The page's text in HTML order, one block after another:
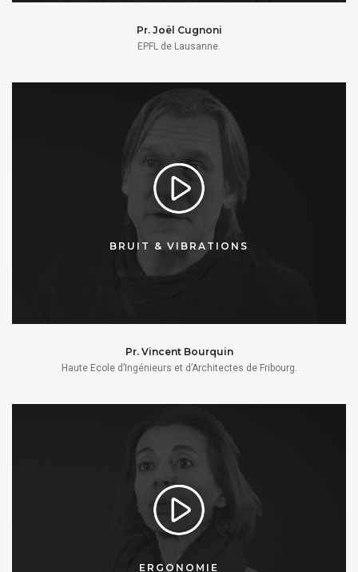
Pr. Joël Cugnoni
EPFL de Lausanne.
BRUIT & VIBRATIONS
Pr. Vincent Bourquin
Haute Ecole d’Ingénieurs et d’Architectes de Fribourg.
ERGONOMIE